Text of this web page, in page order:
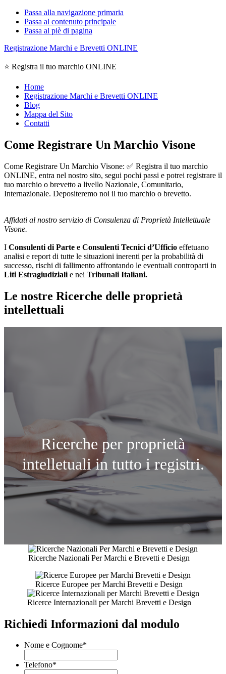
Passa alla navigazione primaria
Passa al contenuto principale
Passa al piè di pagina
Registrazione Marchi e Brevetti ONLINE
⭐ Registra il tuo marchio ONLINE
Home
Registrazione Marchi e Brevetti ONLINE
Blog
Mappa del Sito
Contatti
Come Registrare Un Marchio Visone
Come Registrare Un Marchio Visone: ✅ Registra il tuo marchio
ONLINE, entra nel nostro sito, segui pochi passi e potrei registrare il
tuo marchio o brevetto a livello Nazionale, Comunitario,
Internazionale. Depositeremo noi il tuo marchio o brevetto.
Affidati al nostro servizio di Consulenza di Proprietà Intellettuale
Visone.
I Consulenti di Parte e Consulenti Tecnici d’Ufficio effetuano
analisi e report di tutte le situazioni inerenti per la probabilità di
successo, rischi di fallimento affrontando le eventuali controparti in
Liti Estragiudiziali e nei Tribunali Italiani.
Le nostre Ricerche delle proprietà
intellettuali
Ricerche per proprietà
intelletuali in tutto i registri.
Ricerche Nazionali Per Marchi e Brevetti e Design
Ricerce Europee per Marchi Brevetti e Design
Ricerce Internazionali per Marchi Brevetti e Design
Richiedi Informazioni dal modulo
Nome e Cognome*
Telefono*